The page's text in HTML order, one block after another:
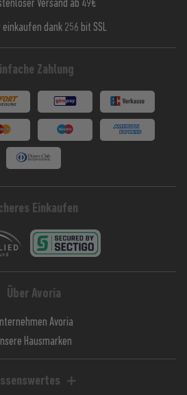
Versand ab 49€
einkaufen dank 256 bit SSL
Zahlung
Einkaufen
Über Avoria
Avoria
Hausmarken